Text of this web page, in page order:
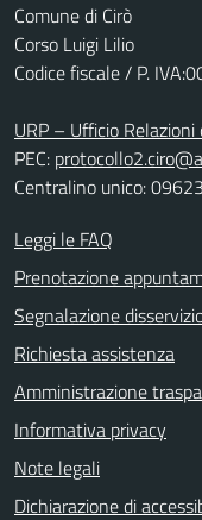
Comune di Cirò
Corso Luigi Lilio
Codice fiscale / P.
URP – Ufficio
PEC:
Centralino unico:
Leggi le FAQ
Prenotazione
Segnalazione
Richiesta assistenza
Amministrazione
Informativa privacy
Note legali
Dichiarazione di